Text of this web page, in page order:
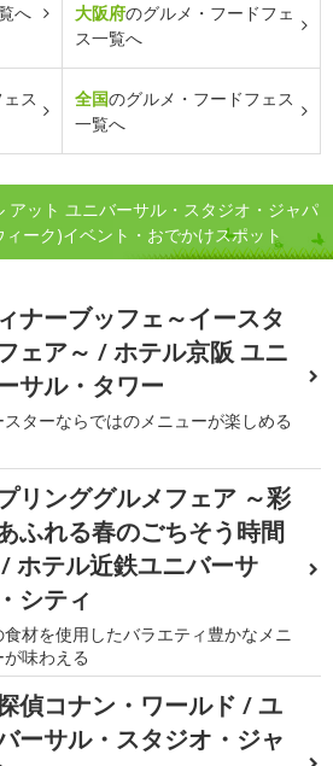
へ 大阪府のグルメ・フードフェ
ス一覧へ
ス
全国のグルメ・フードフェス
一覧へ
アット ユニバーサル・スタジオ・ジャパ
ーク)イベント・おでかけスポット
ナーブッフェ～イースタ
ェア～ / ホテル京阪 ユニ
サル・タワー
スターならではのメニューが楽しめる
リンググルメフェア ～彩
ふれる春のごちそう時間
/ ホテル近鉄ユニバーサ
シティ
食材を使用したバラエティ豊かなメニ
が味わえる
偵コナン・ワールド / ユ
ーサル・スタジオ・ジャ